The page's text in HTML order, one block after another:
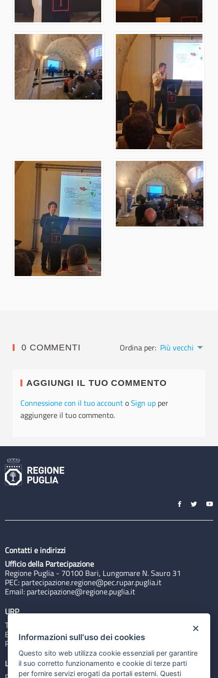
0 COMMENTI Ordina per: Più vecchi
AGGIUNGI IL TUO COMMENTO
Connessione con il tuo accountoSign up per
aggiungere il tuo commento.
Contatti e indirizzi
Ufficio della Partecipazione
Regione Puglia - 70100 Bari, Lungomare N. Sauro 31
PEC: partecipazione.regione@pec.rupar.puglia.it
Email: partecipazione@regione.puglia.it
URP
Tel: 800713939
Email:quiregione@regione.puglia.it
Rubrica
Link utili
×
Informazioni sull'uso dei cookies
Questo sito web utilizza cookie essenziali per garantire
il suo corretto funzionamento e cookie di terze parti
per fornire servizi erogati da portali esterni. Questi